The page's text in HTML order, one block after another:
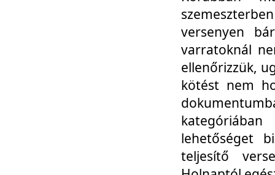
versenyen
varratoknál
ellenőrizzük,
kötést nem
lehetőséget
teljesítő